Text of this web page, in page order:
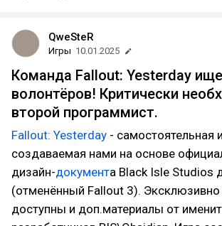
QweSteR
Игры 10.01.2025
Команда Fallout: Yesterday
волонтёров! Критически
второй программист.
Fallout: Yesterday - самостоятельная
создаваемая нами на основе
дизайн-документа Black Isle Studios
(отменённый Fallout 3).
доступны и доп.материалы от